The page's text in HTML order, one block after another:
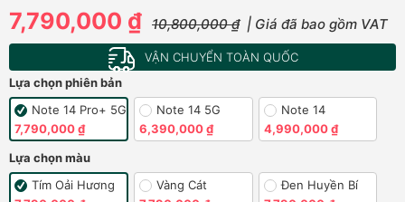
7,790,000 ₫ 10,800,000 ₫ | Giá đã bao gồm VAT
VẬN CHUYỂN TOÀN QUỐC
Lựa chọn phiên bản
Note 14 Pro+ 5G
7,790,000 ₫
Note 14 5G
6,390,000 ₫
Note 14
4,990,000 ₫
Lựa chọn màu
Tím Oải Hương
Vàng Cát
Đen Huyền Bí